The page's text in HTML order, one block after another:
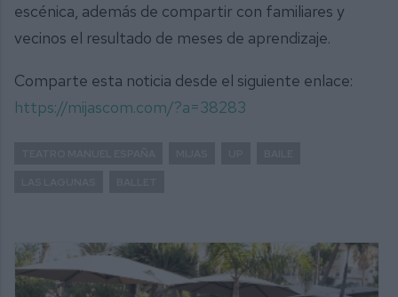
escénica, además de compartir con familiares y
vecinos el resultado de meses de aprendizaje.
Comparte esta noticia desde el siguiente enlace:
https://mijascom.com/?a=38283